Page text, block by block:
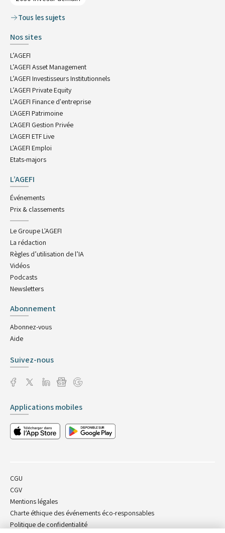
Tous les sujets
Nos sites
L’AGEFI
L’AGEFI Asset Management
L’AGEFI Investisseurs Institutionnels
L’AGEFI Private Equity
L’AGEFI Finance d'entreprise
L'AGEFI Patrimoine
L'AGEFI Gestion Privée
L'AGEFI ETF Live
L'AGEFI Emploi
Etats-majors
L’AGEFI
Événements
Prix & classements
Le Groupe L'AGEFI
La rédaction
Règles d’utilisation de l’IA
Vidéos
Podcasts
Newsletters
Abonnement
Abonnez-vous
Aide
Suivez-nous
Applications mobiles
CGU
CGV
Mentions légales
Charte éthique des événements éco-responsables
Politique de confidentialité